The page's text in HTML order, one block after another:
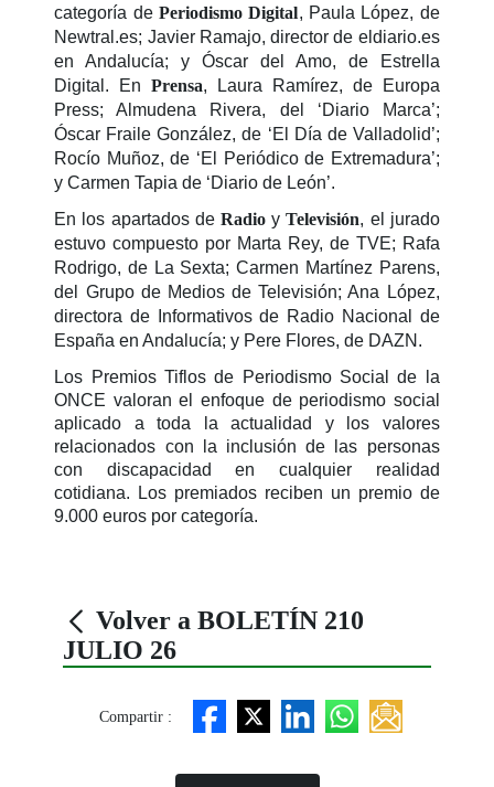
categoría dePeriodismo Digital, Paula López, de
Newtral.es; Javier Ramajo, director de eldiario.es
en Andalucía; y Óscar del Amo, de Estrella
Digital. EnPrensa, Laura Ramírez, de Europa
Press; Almudena Rivera, del ‘Diario Marca’;
Óscar Fraile González, de ‘El Día de Valladolid’;
Rocío Muñoz, de ‘El Periódico de Extremadura’;
y Carmen Tapia de ‘Diario de León’.
En los apartados de Radio yTelevisión, el jurado
estuvo compuesto por Marta Rey, de TVE; Rafa
Rodrigo, de La Sexta; Carmen Martínez Parens,
del Grupo de Medios de Televisión; Ana López,
directora de Informativos de Radio Nacional de
España en Andalucía; y Pere Flores, de DAZN.
Los Premios Tiflos de Periodismo Social de la
ONCE valoran el enfoque de periodismo social
aplicado a toda la actualidad y los valores
relacionados con la inclusión de las personas
con discapacidad en cualquier realidad
cotidiana. Los premiados reciben un premio de
9.000 euros por categoría.
Volver a BOLETÍN 210
JULIO 26
Compartir :